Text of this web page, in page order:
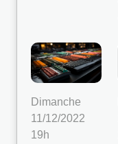
Dimanche
11/12/2022
19h